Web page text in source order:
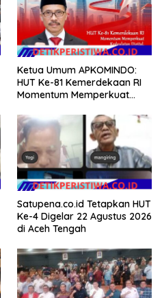
Ketua Umum APKOMINDO:
HUT Ke-81 Kemerdekaan RI
Momentum Memperkuat
Teknologi, dan Kepastian
Hukum Menuju Indonesia
Emas 2045
Satupena.co.id Tetapkan HUT
Ke-4 Digelar 22 Agustus 2026
di Aceh Tengah